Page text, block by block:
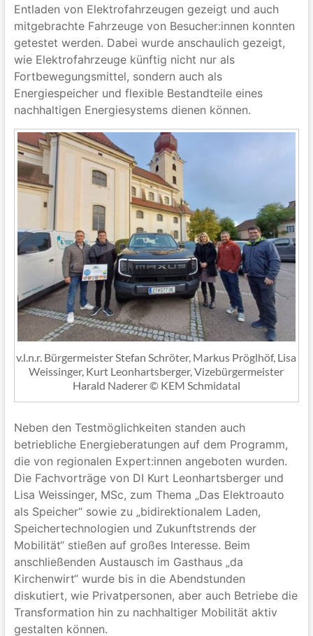
Entladen von Elektrofahrzeugen gezeigt und auch
mitgebrachte Fahrzeuge von Besucher:innen konnten
getestet werden. Dabei wurde anschaulich gezeigt,
wie Elektrofahrzeuge künftig nicht nur als
Fortbewegungsmittel, sondern auch als
Energiespeicher und flexible Bestandteile eines
nachhaltigen Energiesystems dienen können.
v.l.n.r. Bürgermeister Stefan Schröter, Markus Pröglhöf, Lisa
Weissinger, Kurt Leonhartsberger, Vizebürgermeister
Harald Naderer © KEM Schmidatal
Neben den Testmöglichkeiten standen auch
betriebliche Energieberatungen auf dem Programm,
die von regionalen Expert:innen angeboten wurden.
Die Fachvorträge von DI Kurt Leonhartsberger und
Lisa Weissinger, MSc, zum Thema „Das Elektroauto
als Speicher“ sowie zu „bidirektionalem Laden,
Speichertechnologien und Zukunftstrends der
Mobilität“ stießen auf großes Interesse. Beim
anschließenden Austausch im Gasthaus „da
Kirchenwirt“ wurde bis in die Abendstunden
diskutiert, wie Privatpersonen, aber auch Betriebe die
Transformation hin zu nachhaltiger Mobilität aktiv
gestalten können.